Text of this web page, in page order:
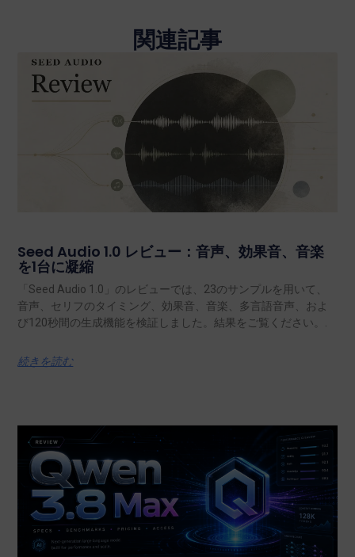
関連記事
Seed Audio 1.0 レビュー：音声、効果音、音楽
を1台に凝縮
「Seed Audio 1.0」のレビューでは、23のサンプルを用いて、
音声、セリフのタイミング、効果音、音楽、多言語音声、およ
び120秒間の生成機能を検証しました。結果をご覧ください。.
続きを読む